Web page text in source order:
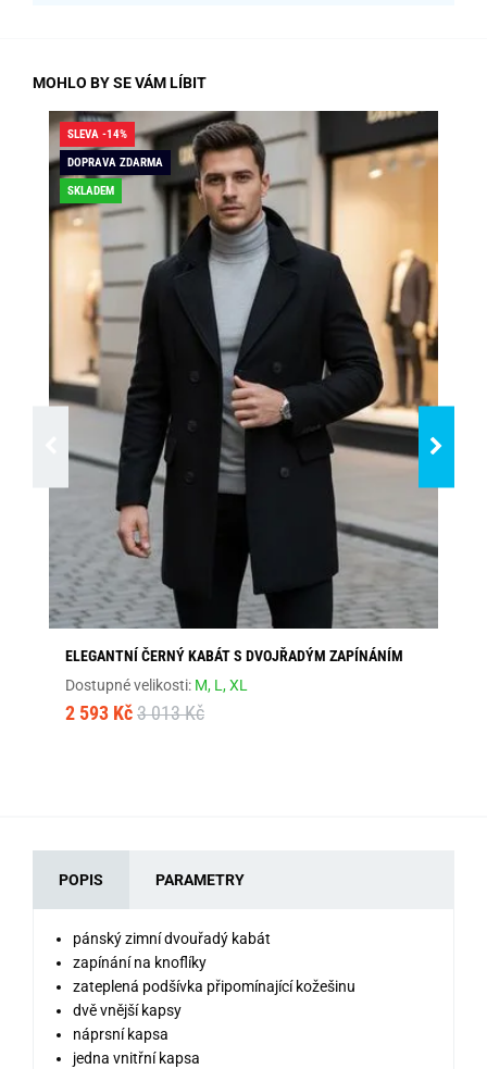
MOHLO BY SE VÁM LÍBIT
SLEVA -14%
DOPRAVA ZDARMA
SKLADEM
ELEGANTNÍ ČERNÝ KABÁT S DVOJŘADÝM ZAPÍNÁNÍM
Dostupné velikosti: M, L,XL
2 593 Kč 3 013 Kč
POPIS PARAMETRY
pánský zimní dvouřadý kabát
zapínání na knoflíky
zateplená podšívka připomínající kožešinu
dvě vnější kapsy
náprsní kapsa
jedna vnitřní kapsa